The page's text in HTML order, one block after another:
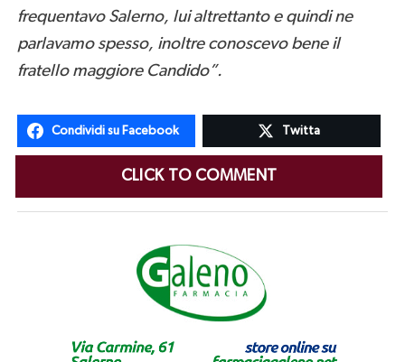
frequentavo Salerno, lui altrettanto e quindi ne
parlavamo spesso, inoltre conoscevo bene il
fratello maggiore Candido”.
Condividi su Facebook Twitta
CLICK TO COMMENT